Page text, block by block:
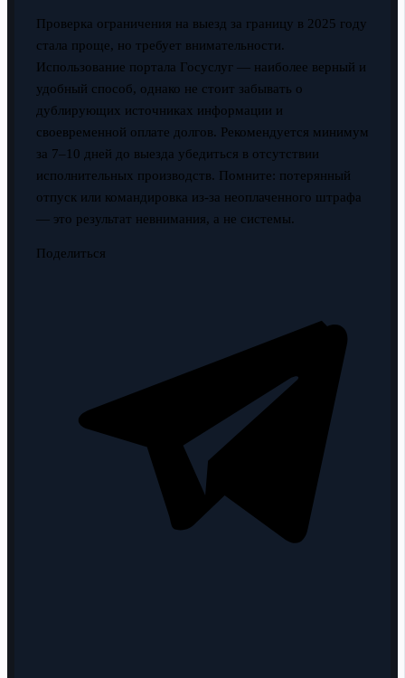
Проверка ограничения на выезд за границу в 2025 году
стала проще, но требует внимательности.
Использование портала Госуслуг — наиболее верный и
удобный способ, однако не стоит забывать о
дублирующих источниках информации и
своевременной оплате долгов. Рекомендуется минимум
за 7–10 дней до выезда убедиться в отсутствии
исполнительных производств. Помните: потерянный
отпуск или командировка из-за неоплаченного штрафа
— это результат невнимания, а не системы.
Поделиться